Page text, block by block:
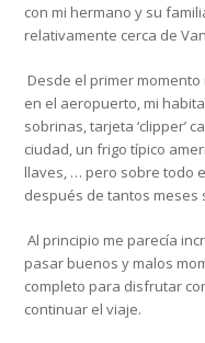
con mi hermano y su
relativamente cerca de
Desde el primer
en el aeropuerto, mi
sobrinas, tarjeta ‘clipper’
ciudad, un frigo típico
llaves, … pero sobre todo
después de tantos meses
Al principio me parecía
pasar buenos y malos
completo para disfrutar
continuar el viaje.